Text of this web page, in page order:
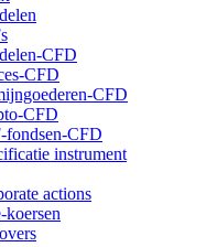
CFD
CFD
CFD
CFD
fondsen-CFD
instrument
actions